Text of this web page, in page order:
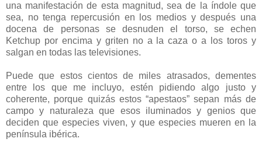
una manifestación de esta magnitud, sea de la índole que
sea, no tenga repercusión en los medios y después una
docena de personas se desnuden el torso, se echen
Ketchup por encima y griten no a la caza o a los toros y
salgan en todas las televisiones.
Puede que estos cientos de miles atrasados, dementes
entre los que me incluyo, estén pidiendo algo justo y
coherente, porque quizás estos “apestaos” sepan más de
campo y naturaleza que esos iluminados y genios que
deciden que especies viven, y que especies mueren en la
península ibérica.